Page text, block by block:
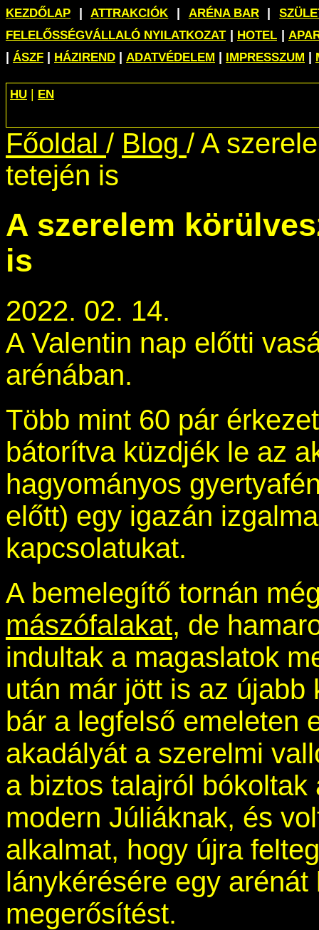
KEZDŐLAP |ATTRAKCIÓK ARÉNA BAR|
FELELŐSSÉGVÁLLALÓ NYILATKOZAT| HOTEL
ÁSZF HÁZIREND ADATVÉDELEM IMPRESSZUM
HU EN
Főoldal / Blog / A
tetején is
A szerelem
is
2022. 02. 14.
A Valentin nap előtti
arénában.
Több mint 60 pár
bátorítva küzdjék le az
hagyományos
előtt) egy igazán
kapcsolatukat.
A bemelegítő tornán
mászófalakat, de
indultak a magaslatok
után már jött is az
bár a legfelső emeleten
akadályát a szerelmi
a biztos talajról
modern Júliáknak, és
alkalmat, hogy újra
lánykérésére egy
megerősítést.